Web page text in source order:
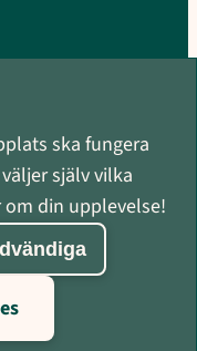
ska fungera
själv vilka
din upplevelse!